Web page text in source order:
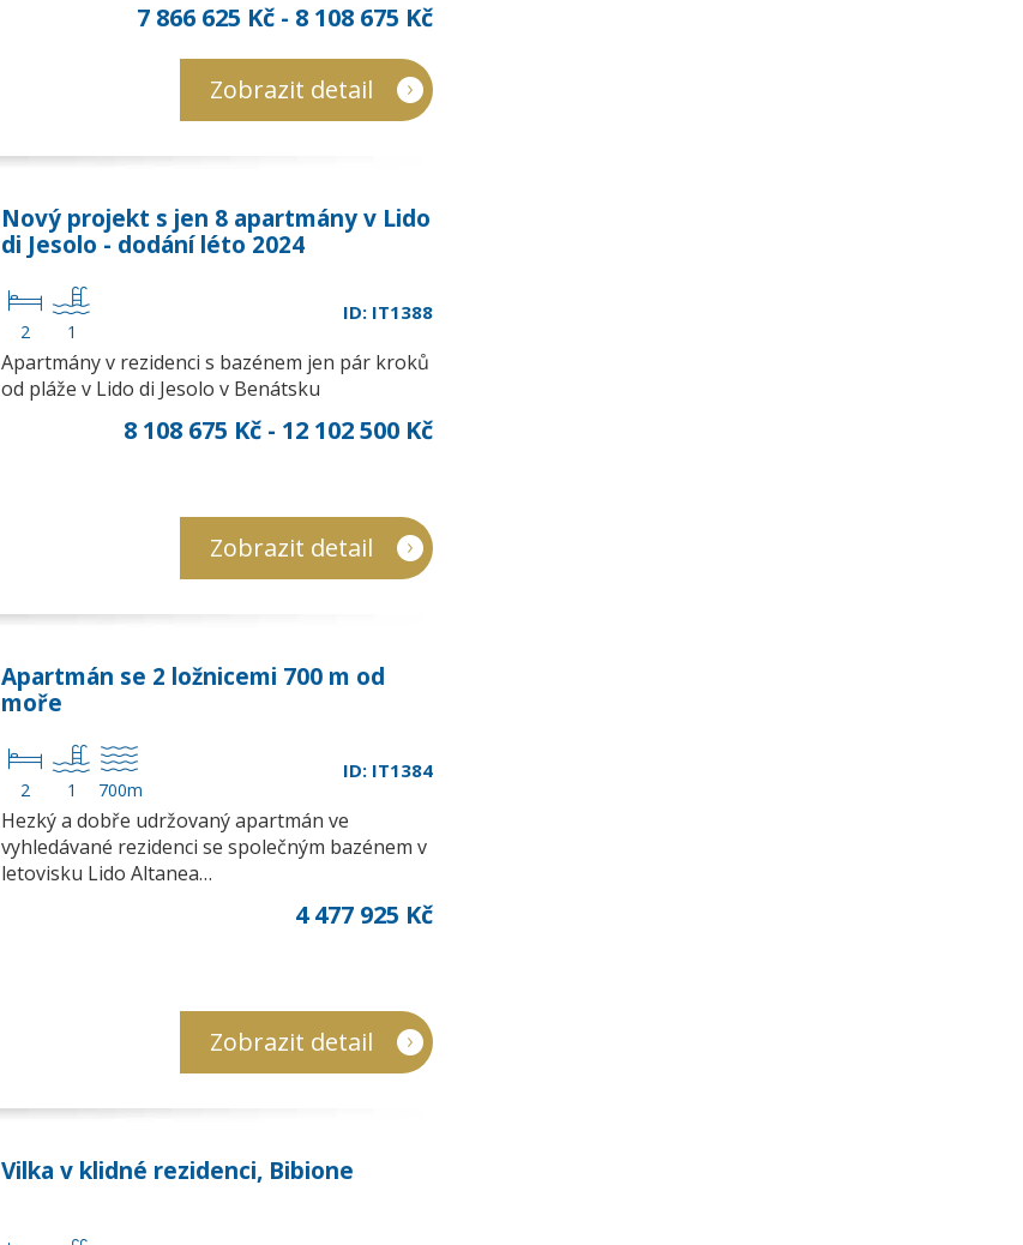
7 866 625 Kč - 8 108 675 Kč
Zobrazit detail
Nový projekt s jen 8 apartmány v Lido
di Jesolo - dodání léto 2024
2 1
ID: IT1388
Apartmány v rezidenci s bazénem jen pár kroků
od pláže v Lido di Jesolo v Benátsku
8 108 675 Kč - 12 102 500 Kč
Zobrazit detail
Apartmán se 2 ložnicemi 700 m od
moře
2 1 700m
ID: IT1384
Hezký a dobře udržovaný apartmán ve
vyhledávané rezidenci se společným bazénem v
letovisku Lido Altanea…
4 477 925 Kč
Zobrazit detail
Vilka v klidné rezidenci, Bibione